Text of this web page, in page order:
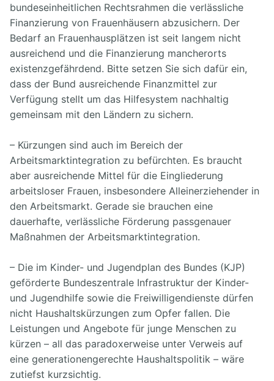
bundeseinheitlichen Rechtsrahmen die verlässliche
Finanzierung von Frauenhäusern abzusichern. Der
Bedarf an Frauenhausplätzen ist seit langem nicht
ausreichend und die Finanzierung mancherorts
existenzgefährdend. Bitte setzen Sie sich dafür ein,
dass der Bund ausreichende Finanzmittel zur
Verfügung stellt um das Hilfesystem nachhaltig
gemeinsam mit den Ländern zu sichern.
– Kürzungen sind auch im Bereich der
Arbeitsmarktintegration zu befürchten. Es braucht
aber ausreichende Mittel für die Eingliederung
arbeitsloser Frauen, insbesondere Alleinerziehender in
den Arbeitsmarkt. Gerade sie brauchen eine
dauerhafte, verlässliche Förderung passgenauer
Maßnahmen der Arbeitsmarktintegration.
– Die im Kinder- und Jugendplan des Bundes (KJP)
geförderte Bundeszentrale Infrastruktur der Kinder-
und Jugendhilfe sowie die Freiwilligendienste dürfen
nicht Haushaltskürzungen zum Opfer fallen. Die
Leistungen und Angebote für junge Menschen zu
kürzen – all das paradoxerweise unter Verweis auf
eine generationengerechte Haushaltspolitik – wäre
zutiefst kurzsichtig.